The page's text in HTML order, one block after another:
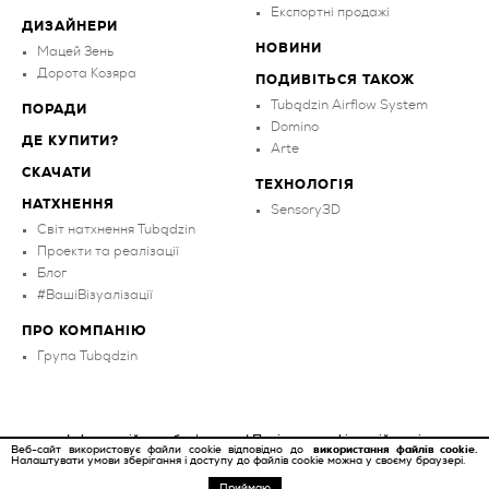
НАДИХАЮЧІ ПРИКЛАДИ
Веб-сайт використовує файли cookie відповідно до
використання файлів cookie.
Налаштувати умови зберігання і доступу до файлів cookie можна у своєму браузері.
ДИЗАЙНЕРИ
Мацей Зень
Дорота Козяра
ПОРАДИ
ДЕ КУПИТИ?
СКАЧАТИ
НАТХНЕННЯ
Світ натхнення Tubądzin
Проекти та реалізації
Блог
#ВашіВізуалізації
ПРО КОМПАНІЮ
Група Tubądzin
Експортні продажі
НОВИНИ
ПОДИВІТЬСЯ ТАКОЖ
Tubądzin Airflow System
Domino
Arte
ТЕХНОЛОГІЯ
Sensory3D
Інформаційне зобов’язання|Політика конфіденційності
Copyright ©2026Tubądzin